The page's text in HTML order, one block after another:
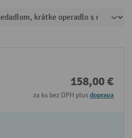
158,00 €
za ks bez DPH plusdoprava